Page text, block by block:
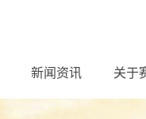
新闻资讯 关于